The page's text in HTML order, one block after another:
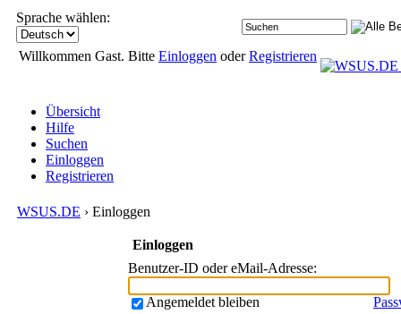
Sprache wählen:
Willkommen Gast. Bitte Einloggen oderRegistrieren
Übersicht
Hilfe
Suchen
Einloggen
Registrieren
WSUS.DE › Einloggen
Einloggen
Benutzer-ID oder eMail-Adresse:
Angemeldet bleiben